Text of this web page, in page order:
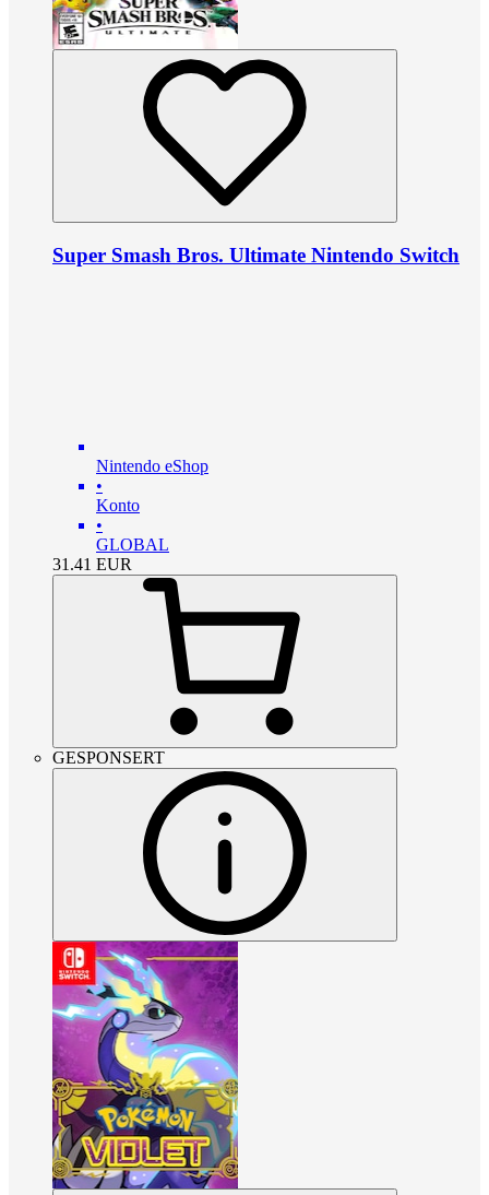
Super Smash Bros. Ultimate Nintendo Switch
Nintendo eShop
•
Konto
•
GLOBAL
31.41 EUR
GESPONSERT